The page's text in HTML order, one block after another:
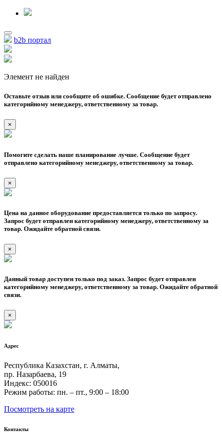
b2b портал
Элемент не найден
Оставьте отзыв или сообщите об ошибке. Сообщение будет отправлено
категорийному менеджеру, ответственному за товар.
×
Помогите сделать наше планирование лучше. Сообщение будет
отправлено категорийному менеджеру, ответственному за товар.
×
Цена на данное оборудование предоставляется только по запросу.
Запрос будет отправлен категорийному менеджеру, ответственному за
товар. Ожидайте обратной связи.
×
Данный товар доступен только под заказ. Запрос будет отправлен
категорийному менеджеру, ответственному за товар. Ожидайте обратной
связи.
×
Адрес
Республика Казахстан, г. Алматы,
пр. Назарбаева, 19
Индекс: 050016
Режим работы: пн. – пт., 9:00 – 18:00
Посмотреть на карте
Контакты